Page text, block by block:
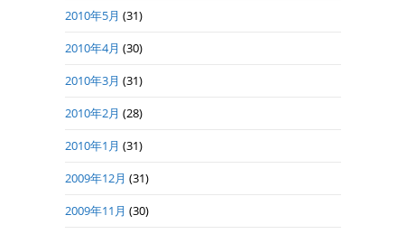
2010年5月 (31)
2010年4月 (30)
2010年3月 (31)
2010年2月 (28)
2010年1月 (31)
2009年12月 (31)
2009年11月 (30)